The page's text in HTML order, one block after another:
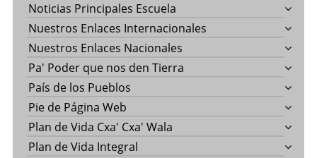
Noticias Principales Escuela
Nuestros Enlaces Internacionales
Nuestros Enlaces Nacionales
Pa' Poder que nos den Tierra
País de los Pueblos
Pie de Página Web
Plan de Vida Cxa' Cxa' Wala
Plan de Vida Integral